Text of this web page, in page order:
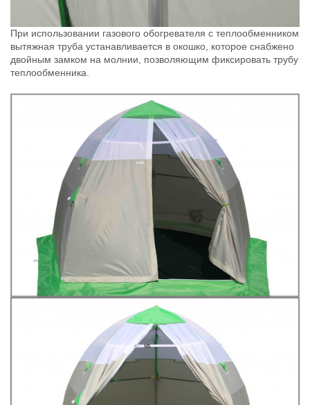
При использовании газового обогревателя с теплообменником
вытяжная труба устанавливается в окошко, которое снабжено
двойным замком на молнии, позволяющим фиксировать трубу
теплообменника.